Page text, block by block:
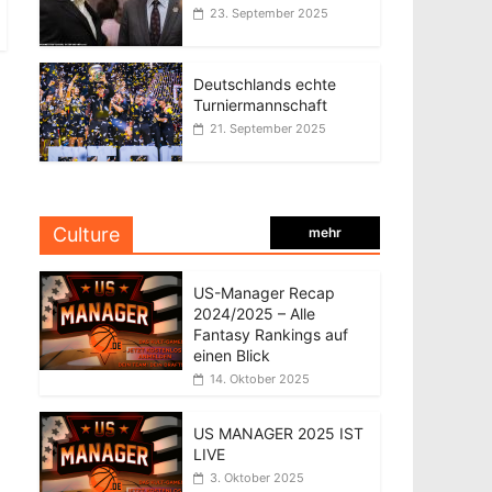
23. September 2025
Deutschlands echte
Turniermannschaft
21. September 2025
Culture mehr
US-Manager Recap
2024/2025 – Alle
Fantasy Rankings auf
einen Blick
14. Oktober 2025
US MANAGER 2025 IST
LIVE
3. Oktober 2025